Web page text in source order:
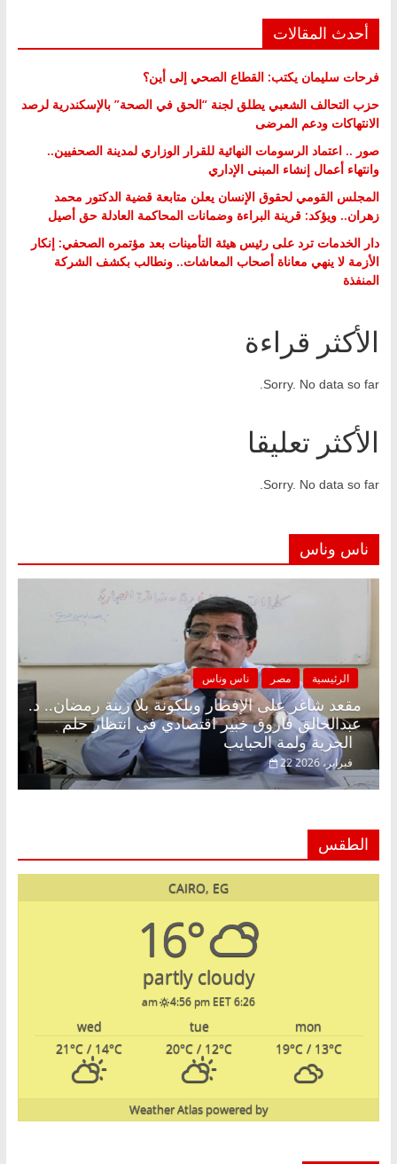
أحدث المقالات
فرحات سليمان يكتب: القطاع الصحي إلى أين؟
حزب التحالف الشعبي يطلق لجنة “الحق في الصحة” بالإسكندرية لرصد
الانتهاكات ودعم المرضى
صور .. اعتماد الرسومات النهائية للقرار الوزاري لمدينة الصحفيين..
وانتهاء أعمال إنشاء المبنى الإداري
المجلس القومي لحقوق الإنسان يعلن متابعة قضية الدكتور محمد
زهران.. ويؤكد: قرينة البراءة وضمانات المحاكمة العادلة حق أصيل
دار الخدمات ترد على رئيس هيئة التأمينات بعد مؤتمره الصحفي: إنكار
الأزمة لا ينهي معاناة أصحاب المعاشات.. ونطالب بكشف الشركة
المنفذة
الأكثر قراءة
Sorry. No data so far.
الأكثر تعليقا
Sorry. No data so far.
ناس وناس
الرئيسية مصر ناس وناس
مقعد شاغر على الإفطار وبلكونة بلا زينة رمضان.. د.
عبدالخالق فاروق خبير اقتصادي في انتظار حلم
22 فبراير، 2026
الطقس
CAIRO, EG
16°
partly cloudy
6:26 am
4:56 pm EET
mon
tue
wed
19°C/ 13°C
20°C / 12°C
21°C / 14°C
powered by
Weather Atlas